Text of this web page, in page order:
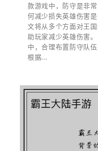
款游戏中，防守是非
何减少损失英雄伤害
文将从多个方面对王
助玩家减少英雄伤害
中，合理布置防守队
根据...